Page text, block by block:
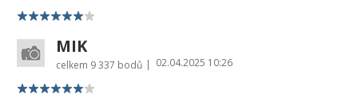
MIK
celkem 9 337 bodů | 02.04.2025 10:26